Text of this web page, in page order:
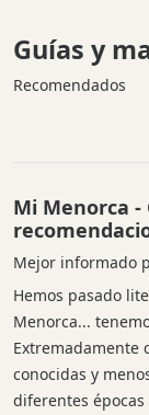
Guías y
Recomendados
Mi Menorca -
Mejor informado
Hemos pasado
Menorca...
Extremadamente
conocidas y
diferentes